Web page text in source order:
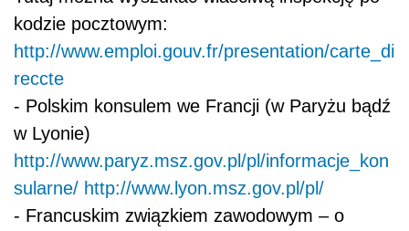
kodzie pocztowym:
http://www.emploi.gouv.fr/presentation/carte_di
reccte
- Polskim konsulem we Francji (w Paryżu bądź
w Lyonie)
http://www.paryz.msz.gov.pl/pl/informacje_kon
sularne/ http://www.lyon.msz.gov.pl/pl/
- Francuskim związkiem zawodowym – o